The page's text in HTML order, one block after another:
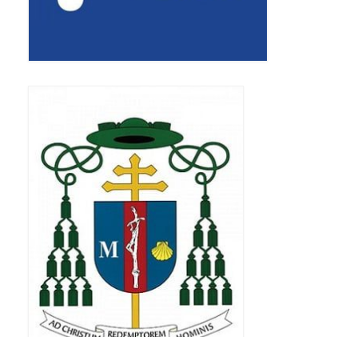
Wyklętych” 2019
Pielęgnacja drzew
Nasza parafia z lotu ptaka
Stare fotografie
Galerie 2018
Pasterka 2018